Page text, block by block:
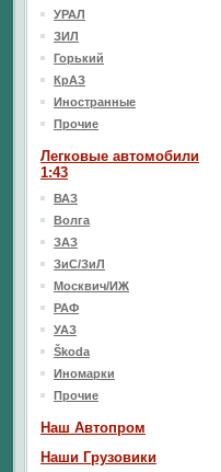
УРАЛ
ЗИЛ
Горький
КрАЗ
Иностранные
Прочие
Легковые автомобили
1:43
ВАЗ
Волга
ЗАЗ
ЗиС/ЗиЛ
Москвич/ИЖ
РАФ
УАЗ
Škoda
Иномарки
Прочие
Наш Aвтопром
Наши Грузовики